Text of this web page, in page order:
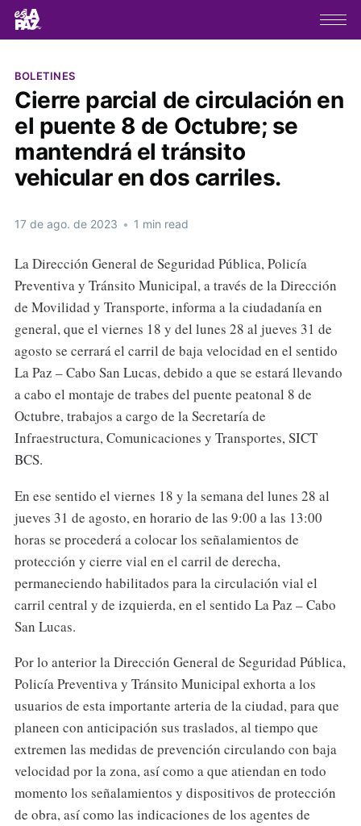
BOLETINES
Cierre parcial de circulación en
el puente 8 de Octubre; se
mantendrá el tránsito
vehicular en dos carriles.
17 de ago. de 2023 • 1 min read
La Dirección General de Seguridad Pública, Policía
Preventiva y Tránsito Municipal, a través de la Dirección
de Movilidad y Transporte, informa a la ciudadanía en
general, que el viernes 18 y del lunes 28 al jueves 31 de
agosto se cerrará el carril de baja velocidad en el sentido
La Paz – Cabo San Lucas, debido a que se estará llevando
a cabo el montaje de trabes del puente peatonal 8 de
Octubre, trabajos a cargo de la Secretaría de
Infraestructura, Comunicaciones y Transportes, SICT
BCS.
En ese sentido el viernes 18 y la semana del lunes 28 al
jueves 31 de agosto, en horario de las 9:00 a las 13:00
horas se procederá a colocar los señalamientos de
protección y cierre vial en el carril de derecha,
permaneciendo habilitados para la circulación vial el
carril central y de izquierda, en el sentido La Paz – Cabo
San Lucas.
Por lo anterior la Dirección General de Seguridad Pública,
Policía Preventiva y Tránsito Municipal exhorta a los
usuarios de esta importante arteria de la ciudad, para que
planeen con anticipación sus traslados, al tiempo que
extremen las medidas de prevención circulando con baja
velocidad por la zona, así como a que atiendan en todo
momento los señalamientos y dispositivos de protección
de obra, así como las indicaciones de los agentes de